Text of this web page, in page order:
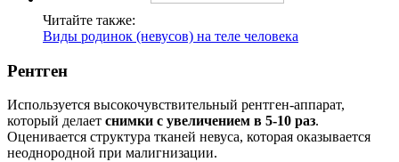
Читайте также:
Виды родинок (невусов) на теле человека
Рентген
Используется высокочувствительный рентген-аппарат,
который делает снимки с увеличением в 5-10 раз.
Оценивается структура тканей невуса, которая оказывается
неоднородной при малигнизации.